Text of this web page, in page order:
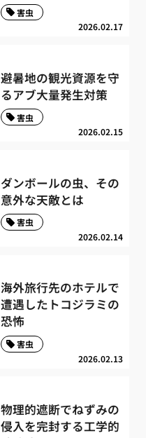
2026.02.17
害虫
避暑地の観光資源を守
るアブ大量発生対策
2026.02.15
害虫
ダンボールの虫、その
意外な天敵とは
2026.02.14
害虫
海外旅行先のホテルで
遭遇したトコジラミの
恐怖
2026.02.13
害虫
物理的遮断でねずみの
侵入を完封する工学的